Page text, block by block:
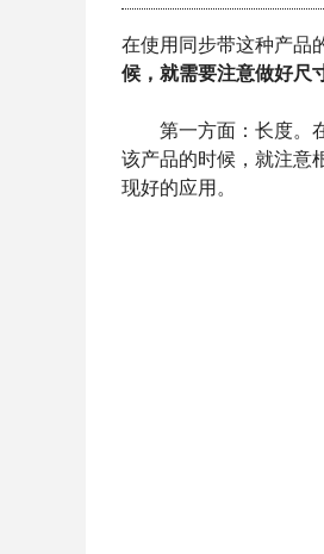
在使用同步带这种产品
候，就需要注意做好尺
第一方面：长度。在
该产品的时候，就注意
现好的应用。